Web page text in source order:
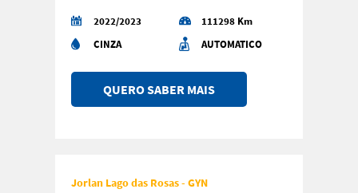
2022/2023
111298 Km
CINZA
AUTOMATICO
QUERO SABER MAIS
Jorlan Lago das Rosas - GYN